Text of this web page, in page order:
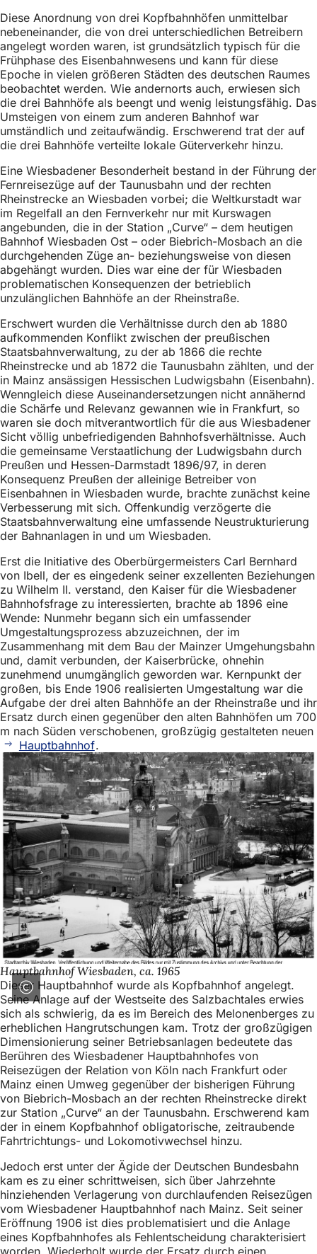
Diese Anordnung von drei Kopfbahnhöfen unmittelbar
nebeneinander, die von drei unterschiedlichen Betreibern
angelegt worden waren, ist grundsätzlich typisch für die
Frühphase des Eisenbahnwesens und kann für diese
Epoche in vielen größeren Städten des deutschen Raumes
beobachtet werden. Wie andernorts auch, erwiesen sich
die drei Bahnhöfe als beengt und wenig leistungsfähig. Das
Umsteigen von einem zum anderen Bahnhof war
umständlich und zeitaufwändig. Erschwerend trat der auf
die drei Bahnhöfe verteilte lokale Güterverkehr hinzu.
Eine Wiesbadener Besonderheit bestand in der Führung der
Fernreisezüge auf der Taunusbahn und der rechten
Rheinstrecke an Wiesbaden vorbei; die Weltkurstadt war
im Regelfall an den Fernverkehr nur mit Kurswagen
angebunden, die in der Station „Curve“ – dem heutigen
Bahnhof Wiesbaden Ost – oder Biebrich-Mosbach an die
durchgehenden Züge an- beziehungsweise von diesen
abgehängt wurden. Dies war eine der für Wiesbaden
problematischen Konsequenzen der betrieblich
unzulänglichen Bahnhöfe an der Rheinstraße.
Erschwert wurden die Verhältnisse durch den ab 1880
aufkommenden Konflikt zwischen der preußischen
Staatsbahnverwaltung, zu der ab 1866 die rechte
Rheinstrecke und ab 1872 die Taunusbahn zählten, und der
in Mainz ansässigen Hessischen Ludwigsbahn (Eisenbahn).
Wenngleich diese Auseinandersetzungen nicht annähernd
die Schärfe und Relevanz gewannen wie in Frankfurt, so
waren sie doch mitverantwortlich für die aus Wiesbadener
Sicht völlig unbefriedigenden Bahnhofsverhältnisse. Auch
die gemeinsame Verstaatlichung der Ludwigsbahn durch
Preußen und Hessen-Darmstadt 1896/97, in deren
Konsequenz Preußen der alleinige Betreiber von
Eisenbahnen in Wiesbaden wurde, brachte zunächst keine
Verbesserung mit sich. Offenkundig verzögerte die
Staatsbahnverwaltung eine umfassende Neustrukturierung
der Bahnanlagen in und um Wiesbaden.
Erst die Initiative des Oberbürgermeisters Carl Bernhard
von Ibell, der es eingedenk seiner exzellenten Beziehungen
zu Wilhelm II. verstand, den Kaiser für die Wiesbadener
Bahnhofsfrage zu interessierten, brachte ab 1896 eine
Wende: Nunmehr begann sich ein umfassender
Umgestaltungsprozess abzuzeichnen, der im
Zusammenhang mit dem Bau der Mainzer Umgehungsbahn
und, damit verbunden, der Kaiserbrücke, ohnehin
zunehmend unumgänglich geworden war. Kernpunkt der
großen, bis Ende 1906 realisierten Umgestaltung war die
Aufgabe der drei alten Bahnhöfe an der Rheinstraße und ihr
Ersatz durch einen gegenüber den alten Bahnhöfen um 700
m nach Süden verschobenen, großzügig gestalteten neuen
Hauptbahnhof.
Hauptbahnhof Wiesbaden, ca. 1965
Dieser Hauptbahnhof wurde als Kopfbahnhof angelegt.
Seine Anlage auf der Westseite des Salzbachtales erwies
sich als schwierig, da es im Bereich des Melonenberges zu
erheblichen Hangrutschungen kam. Trotz der großzügigen
Dimensionierung seiner Betriebsanlagen bedeutete das
Berühren des Wiesbadener Hauptbahnhofes von
Reisezügen der Relation von Köln nach Frankfurt oder
Mainz einen Umweg gegenüber der bisherigen Führung
von Biebrich-Mosbach an der rechten Rheinstrecke direkt
zur Station „Curve“ an der Taunusbahn. Erschwerend kam
der in einem Kopfbahnhof obligatorische, zeitraubende
Fahrtrichtungs- und Lokomotivwechsel hinzu.
Jedoch erst unter der Ägide der Deutschen Bundesbahn
kam es zu einer schrittweisen, sich über Jahrzehnte
hinziehenden Verlagerung von durchlaufenden Reisezügen
vom Wiesbadener Hauptbahnhof nach Mainz. Seit seiner
Eröffnung 1906 ist dies problematisiert und die Anlage
eines Kopfbahnhofes als Fehlentscheidung charakterisiert
worden. Wiederholt wurde der Ersatz durch einen